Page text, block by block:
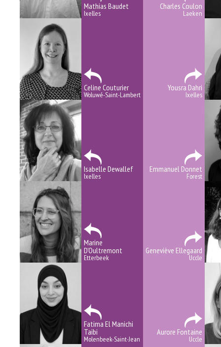
Mathias Baudet
Ixelles
Charles Coulon
Laeken
Celine Couturier
Woluwé-Saint-Lambert
Yousra Dahri
Ixelles
Isabelle Dewallef
Ixelles
Emmanuel Donnet
Forest
Marine
D'Oultremont
Etterbeek
Geneviève Ellegaard
Uccle
Fatima El Manichi
Taibi
Molenbeek-Saint-Jean
Aurore Fontaine
Uccle